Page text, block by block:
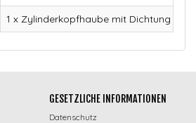
1 x Zylinderkopfhaube mit Dichtung
GESETZLICHE INFORMATIONEN
Datenschutz